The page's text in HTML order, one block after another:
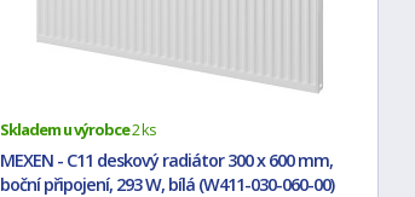
Skladem u výrobce2 ks
MEXEN - C11 deskový radiátor 300 x 600 mm,
boční připojení, 293 W, bílá (W411-030-060-00)